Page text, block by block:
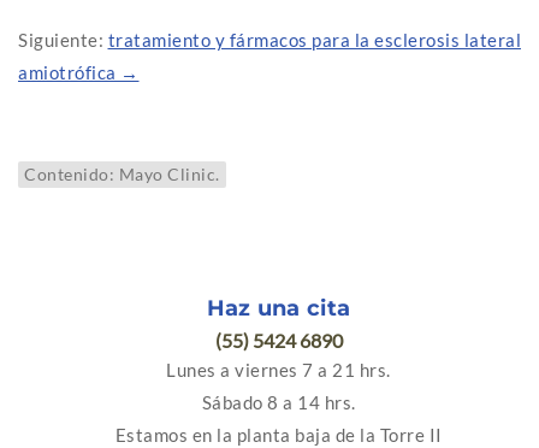
Siguiente: tratamiento y fármacos para la esclerosis lateral
amiotrófica →
Contenido: Mayo Clinic.
Haz una cita
(55) 5424 6890
Lunes a viernes 7 a 21 hrs.
Sábado 8 a 14 hrs.
Estamos en la planta baja de la Torre II